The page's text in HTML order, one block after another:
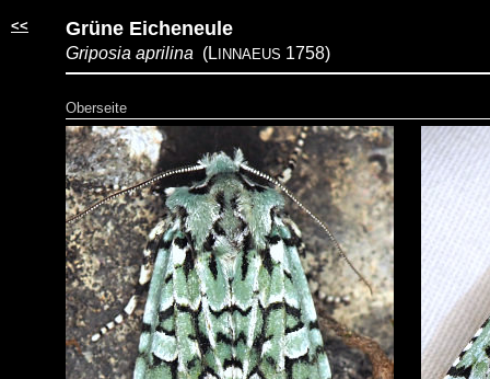
<< Grüne Eicheneule
Griposia aprilina (L INNAEUS 1758)
Oberseite